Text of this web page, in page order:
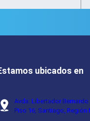
ubicados en
Avda. Libertador Bernardo
Piso 16, Santiago, Región